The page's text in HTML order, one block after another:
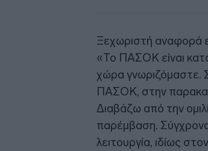
Ξεχωριστή αναφορά
«Το ΠΑΣΟΚ είναι
χώρα γνωριζόμαστε.
ΠΑΣΟΚ, στην
Διαβάζω από την
παρέμβαση. Σύγχρονα
λειτουργία, ιδίως